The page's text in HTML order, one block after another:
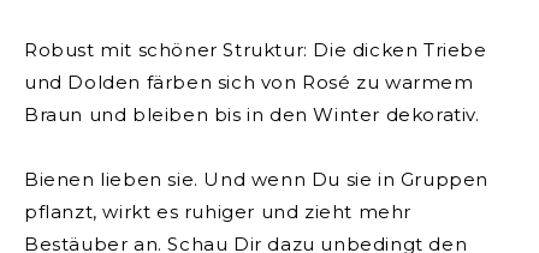
Robust mit schöner Struktur: Die dicken Triebe
und Dolden färben sich von Rosé zu warmem
Braun und bleiben bis in den Winter dekorativ.
Bienen lieben sie. Und wenn Du sie in Gruppen
pflanzt, wirkt es ruhiger und zieht mehr
Bestäuber an. Schau Dir dazu unbedingt den